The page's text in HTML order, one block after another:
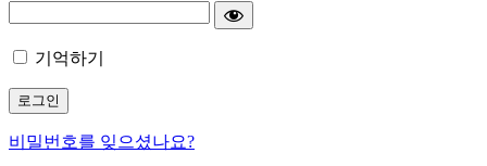
기억하기
비밀번호를 잊으셨나요?